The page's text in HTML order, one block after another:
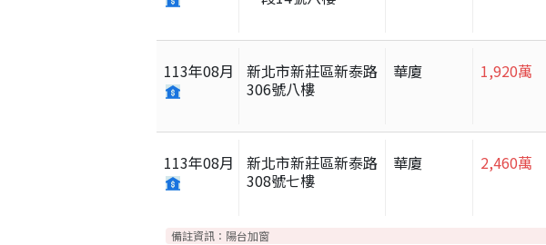
113年08月
新北市新莊區新泰路
306號八樓
華廈 1,920萬
113年08月
新北市新莊區新泰路
308號七樓
華廈 2,460萬
備註資訊： 陽台加窗